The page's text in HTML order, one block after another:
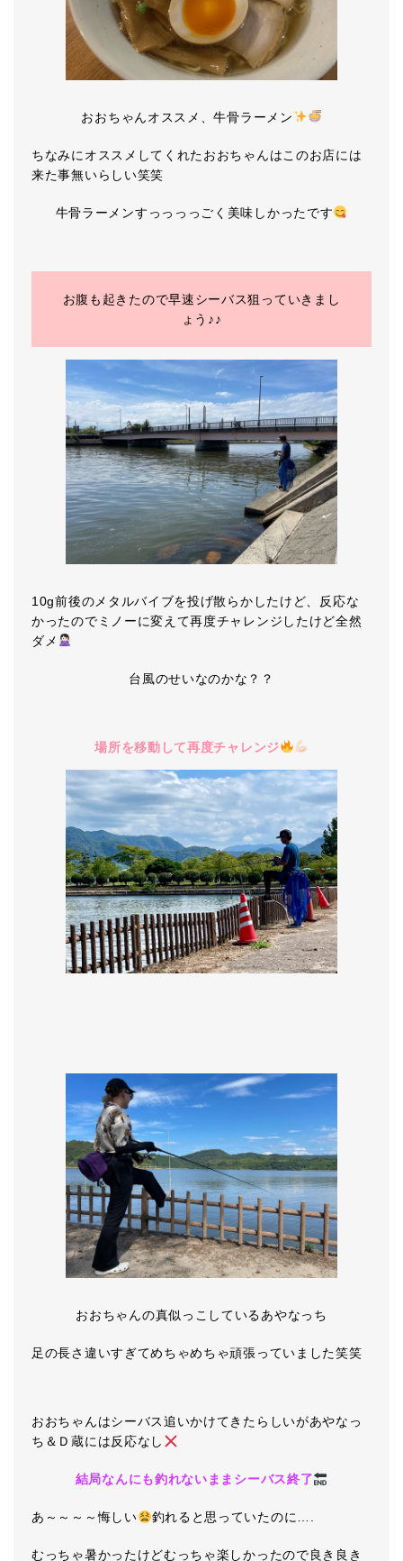
おおちゃんオススメ、牛骨ラーメン
ちなみにオススメしてくれたおおちゃんはこのお店には
来た事無いらしい笑笑
牛骨ラーメンすっっっっごく美味しかったです
お腹も起きたので早速シーバス狙っていきまし
ょう♪♪
10g前後のメタルバイブを投げ散らかしたけど、反応な
かったのでミノーに変えて再度チャレンジしたけど全然
ダメ
台風のせいなのかな？？
場所を移動して再度チャレンジ
おおちゃんの真似っこしているあやなっち
足の長さ違いすぎてめちゃめちゃ頑張っていました笑笑
おおちゃんはシーバス追いかけてきたらしいがあやなっ
ち＆Ｄ蔵には反応なし
結局なんにも釣れないままシーバス終了
あ～～～～悔しい 釣れると思っていたのに….
むっちゃ暑かったけどむっちゃ楽しかったので良き良き